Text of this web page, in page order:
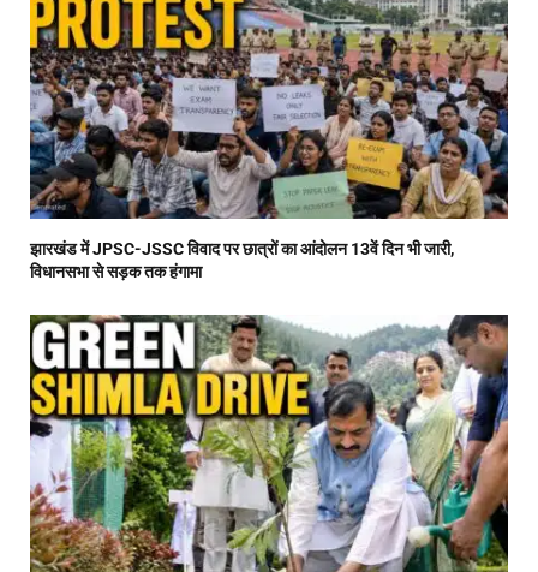
झारखंड में JPSC-JSSC विवाद पर छात्रों का आंदोलन 13वें दिन भी जारी,
विधानसभा से सड़क तक हंगामा